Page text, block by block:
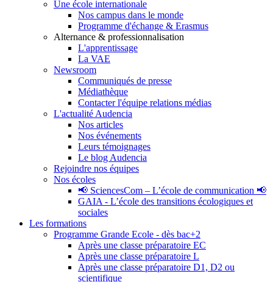
Une école internationale
Nos campus dans le monde
Programme d'échange & Erasmus
Alternance & professionnalisation
L'apprentissage
La VAE
Newsroom
Communiqués de presse
Médiathèque
Contacter l'équipe relations médias
L'actualité Audencia
Nos articles
Nos événements
Leurs témoignages
Le blog Audencia
Rejoindre nos équipes
Nos écoles
📢 SciencesCom – L’école de communication 📢
GAIA - L’école des transitions écologiques et
sociales
Les formations
Programme Grande Ecole - dès bac+2
Après une classe préparatoire EC
Après une classe préparatoire L
Après une classe préparatoire D1, D2 ou
scientifique